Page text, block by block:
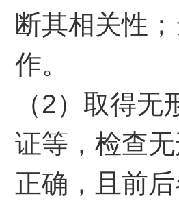
断其相关性
作。
（2）取得
证等，检查
正确，且前